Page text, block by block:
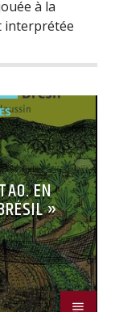
à la
interprétée
EN
»